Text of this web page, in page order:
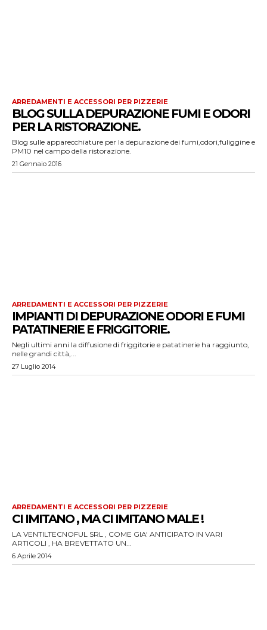
ARREDAMENTI E ACCESSORI PER PIZZERIE
BLOG SULLA DEPURAZIONE FUMI E ODORI
PER LA RISTORAZIONE.
Blog sulle apparecchiature per la depurazione dei fumi,odori,fuliggine e
PM10 nel campo della ristorazione.
21 Gennaio 2016
ARREDAMENTI E ACCESSORI PER PIZZERIE
IMPIANTI DI DEPURAZIONE ODORI E FUMI
PATATINERIE E FRIGGITORIE.
Negli ultimi anni la diffusione di friggitorie e patatinerie ha raggiunto,
nelle grandi città,...
27 Luglio 2014
ARREDAMENTI E ACCESSORI PER PIZZERIE
CI IMITANO , MA CI IMITANO MALE !
LA VENTILTECNOFUL SRL , COME GIA' ANTICIPATO IN VARI
ARTICOLI , HA BREVETTATO UN...
6 Aprile 2014